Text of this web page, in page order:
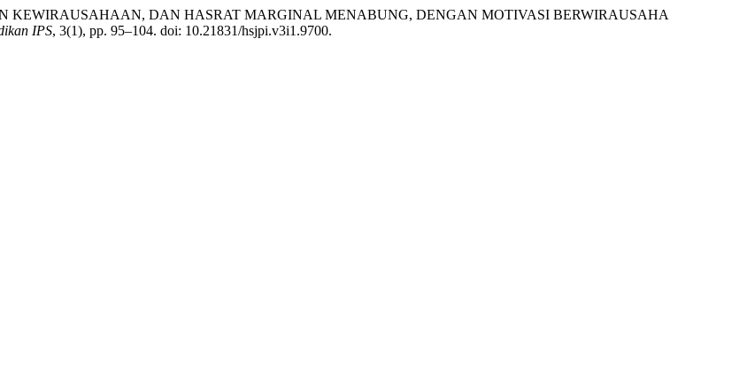
KEWIRAUSAHAAN, DAN HASRAT MARGINAL MENABUNG, DENGAN MOTIVASI BERWIRAUSAHA
IPS, 3(1), pp. 95–104. doi: 10.21831/hsjpi.v3i1.9700.